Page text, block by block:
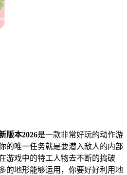
版本2026是一款非常好玩的动作游
的唯一任务就是要潜入敌人的内部
游戏中的特工人物去不断的搞破
的地形能够运用，你要好好利用地